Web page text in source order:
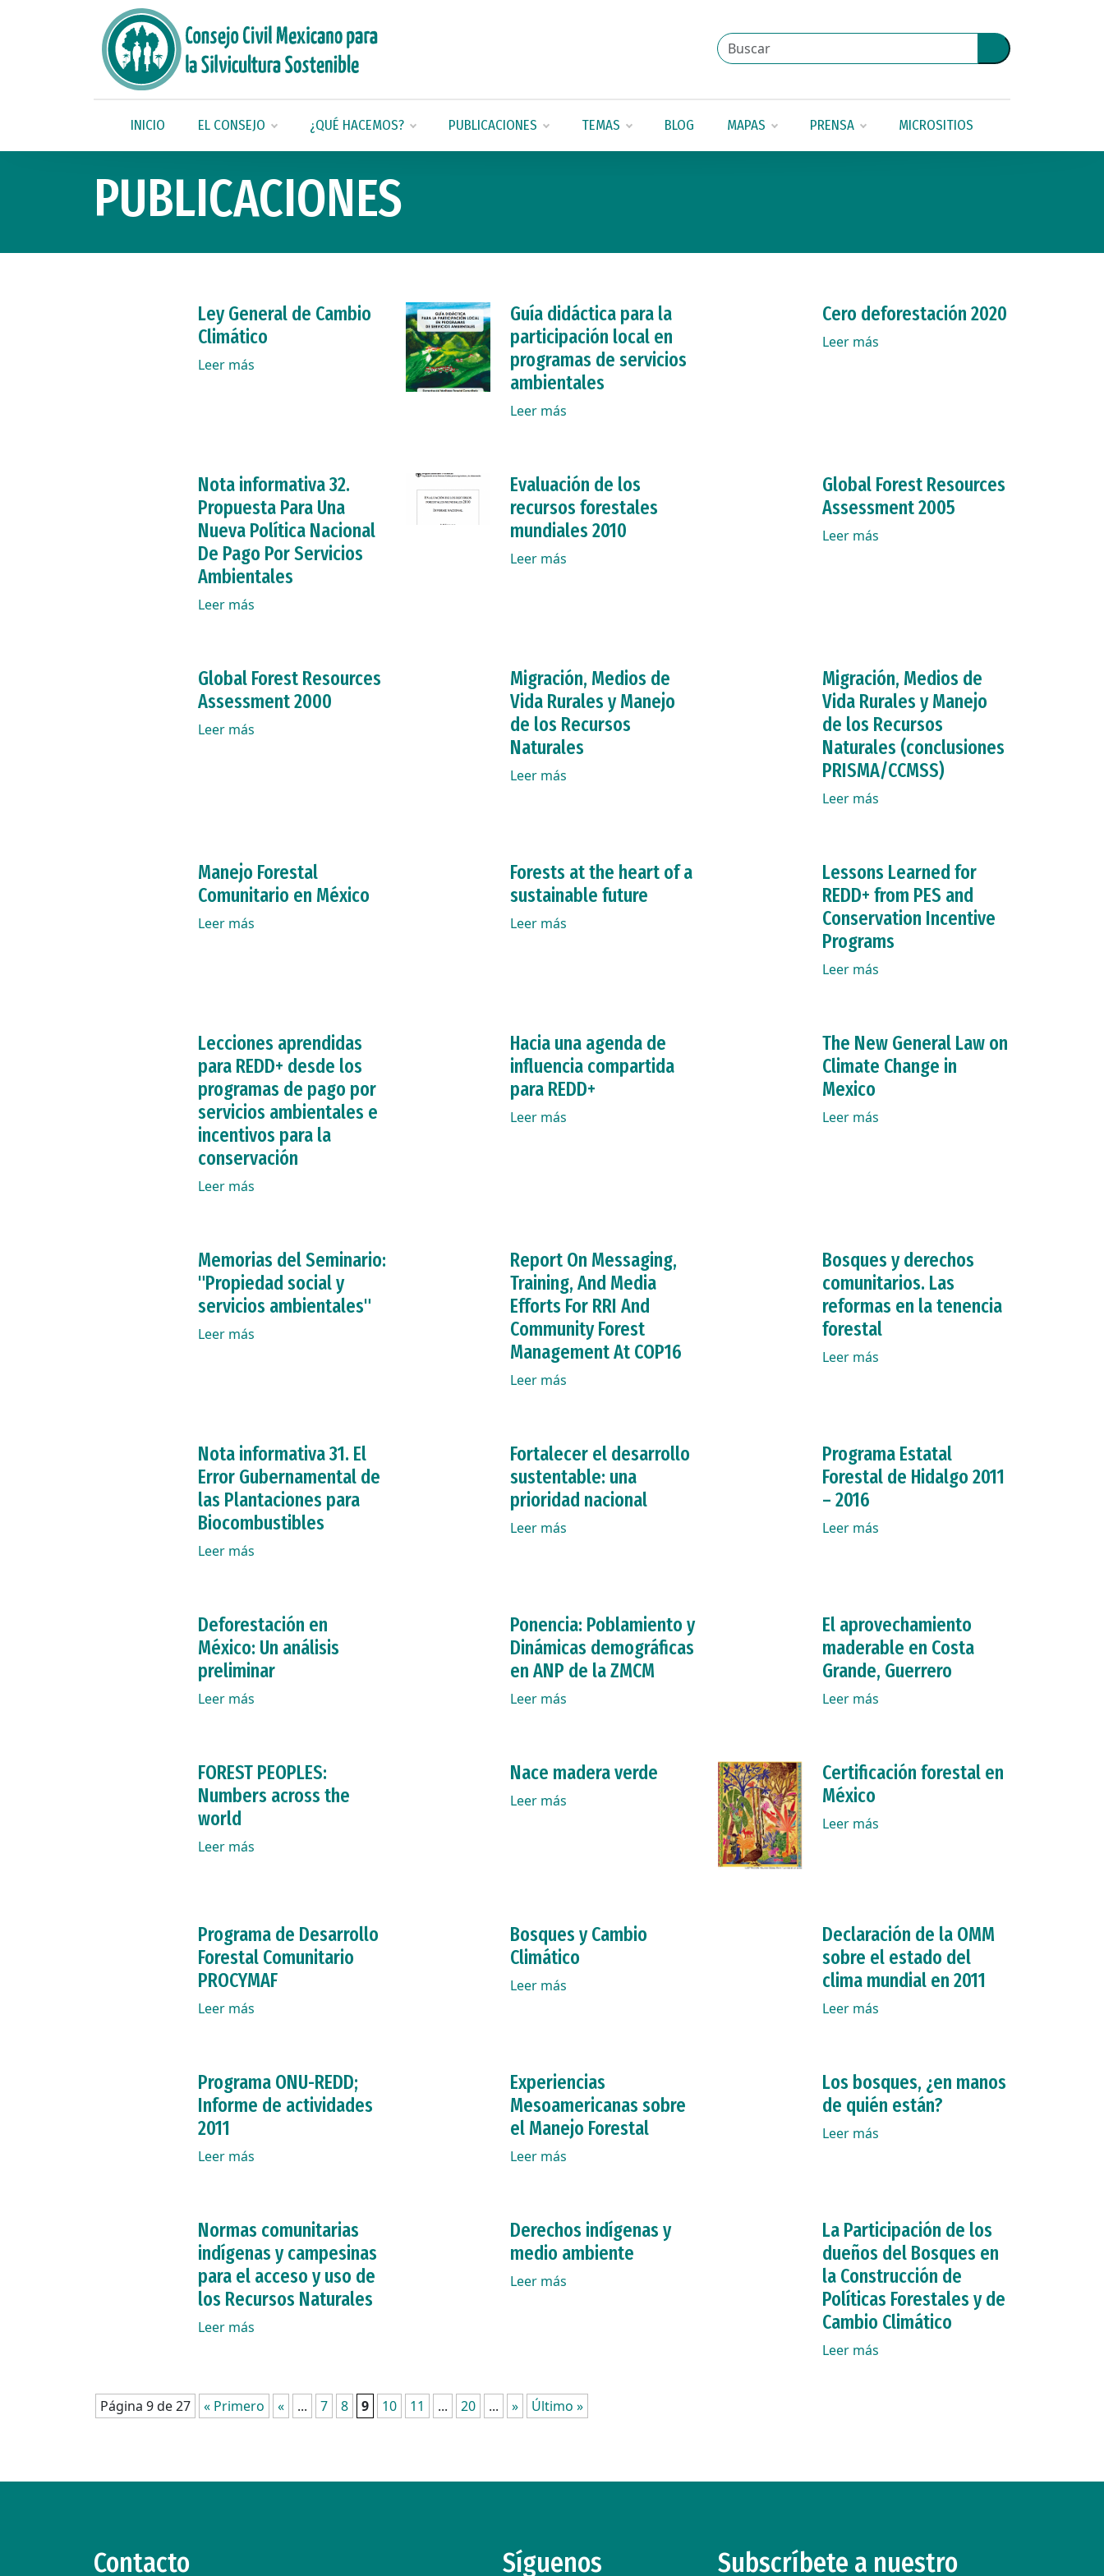
INICIO EL CONSEJO ¿QUÉ HACEMOS? PUBLICACIONES TEMAS BLOG MAPAS PRENSA MICROSITIOS
PUBLICACIONES
Ley General de Cambio
Climático
Leer más
Guía didáctica para la
participación local en
programas de servicios
ambientales
Leer más
Cero deforestación 2020
Leer más
Nota informativa 32.
Propuesta Para Una
Nueva Política Nacional
De Pago Por Servicios
Ambientales
Leer más
Evaluación de los
recursos forestales
mundiales 2010
Leer más
Global Forest Resources
Assessment 2005
Leer más
Global Forest Resources
Assessment 2000
Leer más
Migración, Medios de
Vida Rurales y Manejo
de los Recursos
Naturales
Leer más
Migración, Medios de
Vida Rurales y Manejo
de los Recursos
Naturales (conclusiones
PRISMA/CCMSS)
Leer más
Manejo Forestal
Comunitario en México
Leer más
Forests at the heart of a
sustainable future
Leer más
Lessons Learned for
REDD+ from PES and
Conservation Incentive
Programs
Leer más
Lecciones aprendidas
para REDD+ desde los
programas de pago por
servicios ambientales e
incentivos para la
conservación
Leer más
Hacia una agenda de
influencia compartida
para REDD+
Leer más
The New General Law on
Climate Change in
Mexico
Leer más
Memorias del Seminario:
"Propiedad social y
servicios ambientales"
Leer más
Report On Messaging,
Training, And Media
Efforts For RRI And
Community Forest
Management At COP16
Leer más
Bosques y derechos
comunitarios. Las
reformas en la tenencia
forestal
Leer más
Nota informativa 31. El
Error Gubernamental de
las Plantaciones para
Biocombustibles
Leer más
Fortalecer el desarrollo
sustentable: una
prioridad nacional
Leer más
Programa Estatal
Forestal de Hidalgo 2011
– 2016
Leer más
Deforestación en
México: Un análisis
preliminar
Leer más
Ponencia: Poblamiento y
Dinámicas demográficas
en ANP de la ZMCM
Leer más
El aprovechamiento
maderable en Costa
Grande, Guerrero
Leer más
FOREST PEOPLES:
Numbers across the
world
Leer más
Nace madera verde
Leer más
Certificación forestal en
México
Leer más
Programa de Desarrollo
Forestal Comunitario
PROCYMAF
Leer más
Bosques y Cambio
Climático
Leer más
Declaración de la OMM
sobre el estado del
clima mundial en 2011
Leer más
Programa ONU-REDD;
Informe de actividades
2011
Leer más
Experiencias
Mesoamericanas sobre
el Manejo Forestal
Leer más
Los bosques, ¿en manos
de quién están?
Leer más
Normas comunitarias
indígenas y campesinas
para el acceso y uso de
los Recursos Naturales
Leer más
Derechos indígenas y
medio ambiente
Leer más
La Participación de los
dueños del Bosques en
la Construcción de
Políticas Forestales y de
Cambio Climático
Leer más
Página 9 de 27 « Primero « ... 7 8 9 10 11 ... 20 ... » Último »
Contacto Síguenos Subscríbete a nuestro